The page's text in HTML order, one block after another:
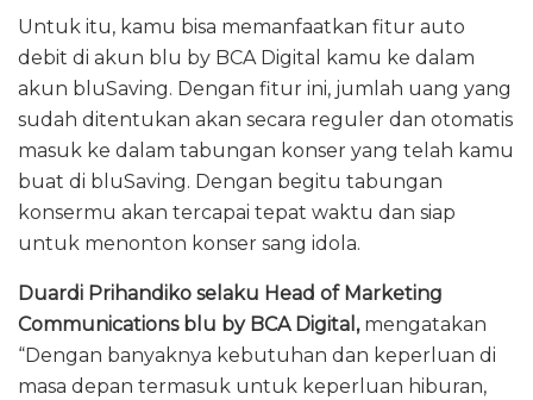
Untuk itu, kamu bisa memanfaatkan fitur auto
debit di akun blu by BCA Digital kamu ke dalam
akun bluSaving. Dengan fitur ini, jumlah uang yang
sudah ditentukan akan secara reguler dan otomatis
masuk ke dalam tabungan konser yang telah kamu
buat di bluSaving. Dengan begitu tabungan
konsermu akan tercapai tepat waktu dan siap
untuk menonton konser sang idola.
Duardi Prihandiko selaku Head of Marketing
Communications blu by BCA Digital, mengatakan
“Dengan banyaknya kebutuhan dan keperluan di
masa depan termasuk untuk keperluan hiburan,